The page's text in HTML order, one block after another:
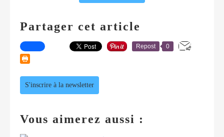
Partager cet article
Repost 0
S'inscrire à la newsletter
Vous aimerez aussi :